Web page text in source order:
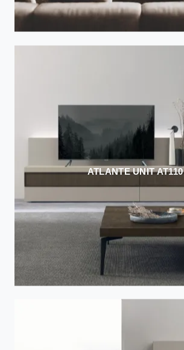
ATLANTE UNIT AT110